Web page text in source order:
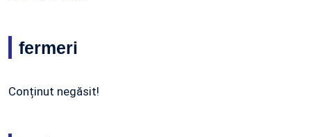
fermeri
Conținut negăsit!